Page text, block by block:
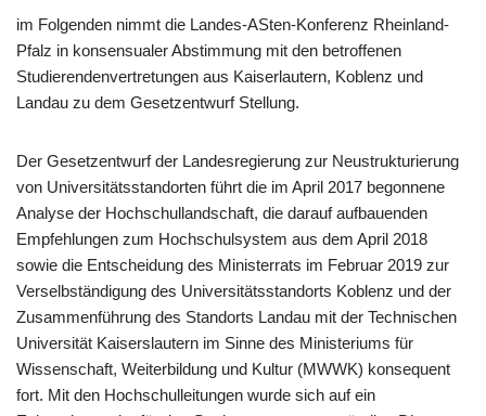
im Folgenden nimmt die Landes-ASten-Konferenz Rheinland-
Pfalz in konsensualer Abstimmung mit den betroffenen
Studierendenvertretungen aus Kaiserlautern, Koblenz und
Landau zu dem Gesetzentwurf Stellung.
Der Gesetzentwurf der Landesregierung zur Neustrukturierung
von Universitätsstandorten führt die im April 2017 begonnene
Analyse der Hochschullandschaft, die darauf aufbauenden
Empfehlungen zum Hochschulsystem aus dem April 2018
sowie die Entscheidung des Ministerrats im Februar 2019 zur
Verselbständigung des Universitätsstandorts Koblenz und der
Zusammenführung des Standorts Landau mit der Technischen
Universität Kaiserslautern im Sinne des Ministeriums für
Wissenschaft, Weiterbildung und Kultur (MWWK) konsequent
fort. Mit den Hochschulleitungen wurde sich auf ein